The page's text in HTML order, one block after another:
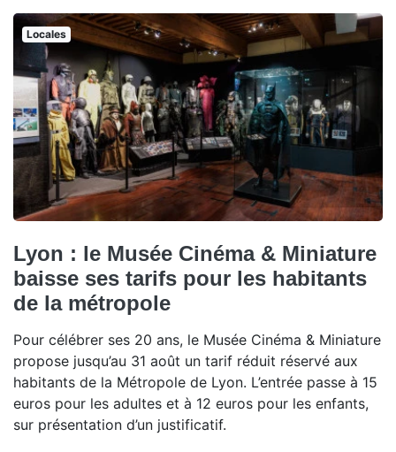
Locales
Lyon : le Musée Cinéma & Miniature
baisse ses tarifs pour les habitants
de la métropole
Pour célébrer ses 20 ans, le Musée Cinéma & Miniature
propose jusqu’au 31 août un tarif réduit réservé aux
habitants de la Métropole de Lyon. L’entrée passe à 15
euros pour les adultes et à 12 euros pour les enfants,
sur présentation d’un justificatif.